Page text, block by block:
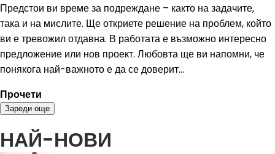
Предстои ви време за подреждане – както на задачите,
така и на мислите. Ще откриете решение на проблем, който
ви е тревожил отдавна. В работата е възможно интересно
предложение или нов проект. Любовта ще ви напомни, че
понякога най-важното е да се доверит...
Прочети
Зареди още
НАЙ-НОВИ